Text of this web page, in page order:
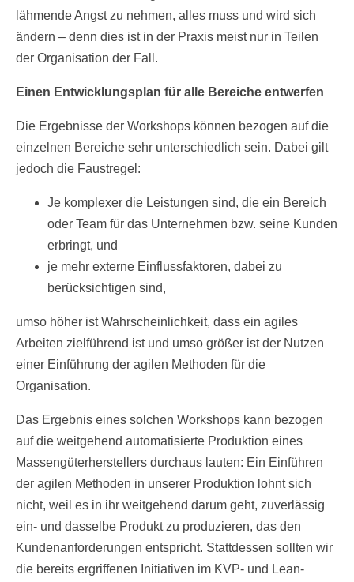
lähmende Angst zu nehmen, alles muss und wird sich
ändern – denn dies ist in der Praxis meist nur in Teilen
der Organisation der Fall.
Einen Entwicklungsplan für alle Bereiche entwerfen
Die Ergebnisse der Workshops können bezogen auf die
einzelnen Bereiche sehr unterschiedlich sein. Dabei gilt
jedoch die Faustregel:
Je komplexer die Leistungen sind, die ein Bereich
oder Team für das Unternehmen bzw. seine Kunden
erbringt, und
je mehr externe Einflussfaktoren, dabei zu
berücksichtigen sind,
umso höher ist Wahrscheinlichkeit, dass ein agiles
Arbeiten zielführend ist und umso größer ist der Nutzen
einer Einführung der agilen Methoden für die
Organisation.
Das Ergebnis eines solchen Workshops kann bezogen
auf die weitgehend automatisierte Produktion eines
Massengüterherstellers durchaus lauten: Ein Einführen
der agilen Methoden in unserer Produktion lohnt sich
nicht, weil es in ihr weitgehend darum geht, zuverlässig
ein- und dasselbe Produkt zu produzieren, das den
Kundenanforderungen entspricht. Stattdessen sollten wir
die bereits ergriffenen Initiativen im KVP- und Lean-